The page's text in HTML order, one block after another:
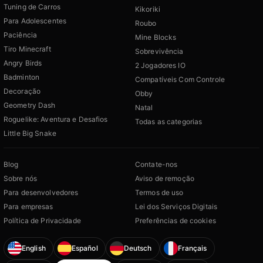
Tuning de Carros
Para Adolescentes
Paciência
Tiro Minecraft
Angry Birds
Badminton
Decoração
Geometry Dash
Roguelike: Aventura e Desafios
Little Big Snake
Kikoriki
Roubo
Mine Blocks
Sobrevivência
2 Jogadores IO
Compatíveis Com Controle
Obby
Natal
Todas as categorias
Blog
Sobre nós
Para desenvolvedores
Para empresas
Política de Privacidade
Contate-nos
Aviso de remoção
Termos de uso
Lei dos Serviços Digitais
Preferências de cookies
English Español Deutsch Français